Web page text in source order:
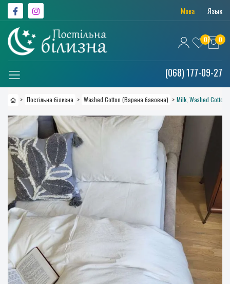
Мова Язык
0 0
(068) 177-09-27
> Постільна білизна > Washed Cotton (Варена бавовна) > Milk, Washed Cotton